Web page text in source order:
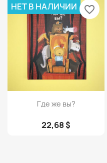
Просмотр
Где же вы?
22,68 $
НЕТ В НАЛИЧИИ favorite_border